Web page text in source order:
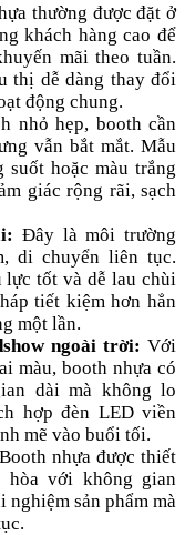
thường được đặt ở
khách hàng cao để
mãi theo tuần.
thị dễ dàng thay đổi
động chung.
nhỏ hẹp, booth cần
vẫn bắt mắt. Mẫu
suốt hoặc màu trắng
giác rộng rãi, sạch
Đây là môi trường
di chuyển liên tục.
lực tốt và dễ lau chùi
tiết kiệm hơn hẳn
một lần.
ngoài trời: Với
màu, booth nhựa có
dài mà không lo
hợp đèn LED viền
mẽ vào buổi tối.
Booth nhựa được thiết
với không gian
sản phẩm mà